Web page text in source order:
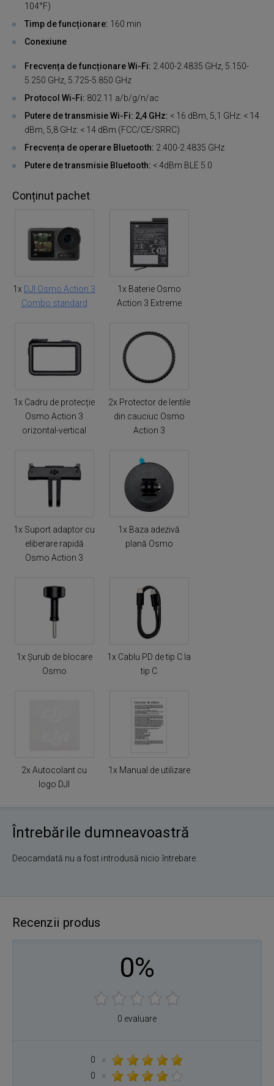
104°F)
Timp de funcționare: 160 min
Conexiune
Frecvența de funcționare Wi-Fi: 2.400-2.4835 GHz, 5.150-
5.250 GHz, 5.725-5.850 GHz
Protocol Wi-Fi: 802.11 a/b/g/n/ac
Putere de transmisie Wi-Fi: 2,4 GHz: < 16 dBm, 5,1 GHz: < 14
dBm, 5,8 GHz: < 14 dBm (FCC/CE/SRRC)
Frecvența de operare Bluetooth: 2.400-2.4835 GHz
Putere de transmisie Bluetooth: < 4dBm BLE 5.0
Conținut pachet
1x DJI Osmo Action 3
Combo standard
1x Baterie Osmo
Action 3 Extreme
1x Cadru de protecție
Osmo Action 3
orizontal-vertical
2x Protector de lentile
din cauciuc Osmo
Action 3
1x Suport adaptor cu
eliberare rapidă
Osmo Action 3
1x Baza adezivă
plană Osmo
1x Șurub de blocare
Osmo
1x Cablu PD de tip C la
tip C
2x Autocolant cu
logo DJI
1x Manual de utilizare
Întrebările dumneavoastră
Deocamdată nu a fost introdusă nicio întrebare.
Recenzii produs
0%
0 evaluare
0
×
0
×